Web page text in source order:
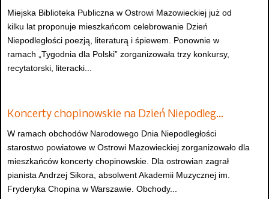
Miejska Biblioteka Publiczna w Ostrowi Mazowieckiej już od
kilku lat proponuje mieszkańcom celebrowanie Dzień
Niepodległości poezją, literaturą i śpiewem. Ponownie w
ramach „Tygodnia dla Polski” zorganizowała trzy konkursy,
recytatorski, literacki...
Koncerty chopinowskie na Dzień Niepodleg…
W ramach obchodów Narodowego Dnia Niepodległości
starostwo powiatowe w Ostrowi Mazowieckiej zorganizowało dla
mieszkańców koncerty chopinowskie. Dla ostrowian zagrał
pianista Andrzej Sikora, absolwent Akademii Muzycznej im.
Fryderyka Chopina w Warszawie. Obchody...